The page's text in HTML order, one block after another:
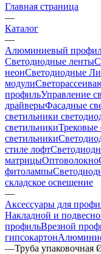
Главная страница
—
Каталог
—
Алюминиевый
Светодиодные ленты
неонСветодиодные
модули
профильУправление
драйверыФасадные
светильники
светильникиТрековые
светильники
стиле лофт
матрицыОптоволокно
фитолампы
складское освещение
—
Аксессуары для
Накладной и
профильВрезной
гипсокартон
—Труба упаковочная